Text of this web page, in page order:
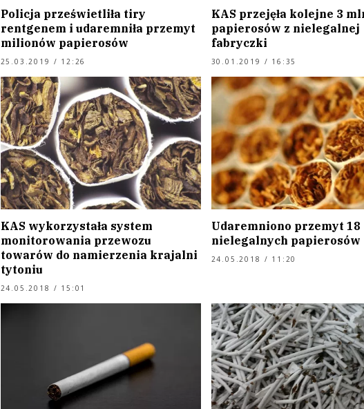
Policja prześwietliła tiry
rentgenem i udaremniła przemyt
milionów papierosów
25.03.2019 / 12:26
KAS przejęła kolejne 3
papierosów z nielegalnej
fabryczki
30.01.2019 / 16:35
KAS wykorzystała system
monitorowania przewozu
towarów do namierzenia krajalni
tytoniu
24.05.2018 / 15:01
Udaremniono przemyt 18
nielegalnych papierosów
24.05.2018 / 11:20